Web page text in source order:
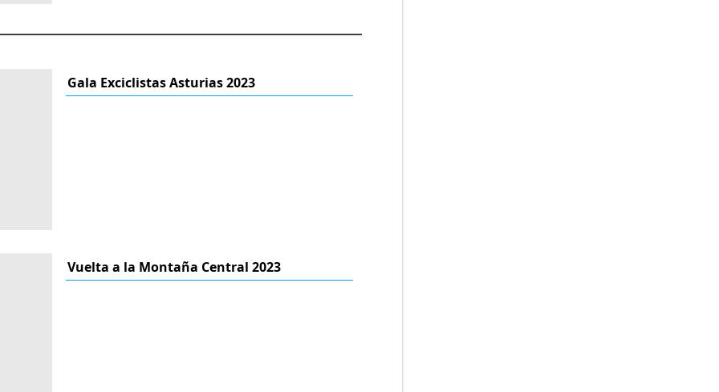
Gala Exciclistas Asturias 2023
Vuelta a la Montaña Central 2023